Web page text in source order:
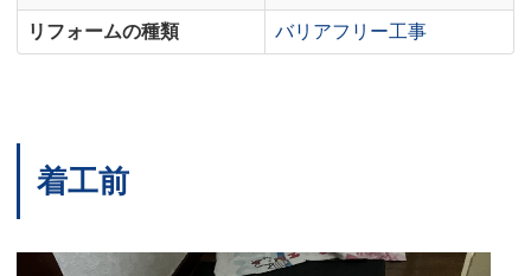
リフォームの種類
バリアフリー工事
着工前